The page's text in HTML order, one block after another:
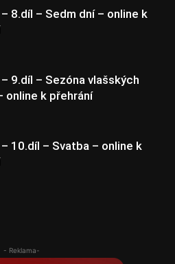
8.díl – Sedm dní – online k
9.díl – Sezóna vlašských
online k přehrání
10.díl – Svatba – online k
- Reklama-